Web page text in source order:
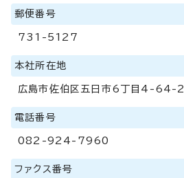
郵便番号
731-5127
本社所在地
広島市佐伯区五日市6丁目4-64-2
電話番号
082-924-7960
ファクス番号